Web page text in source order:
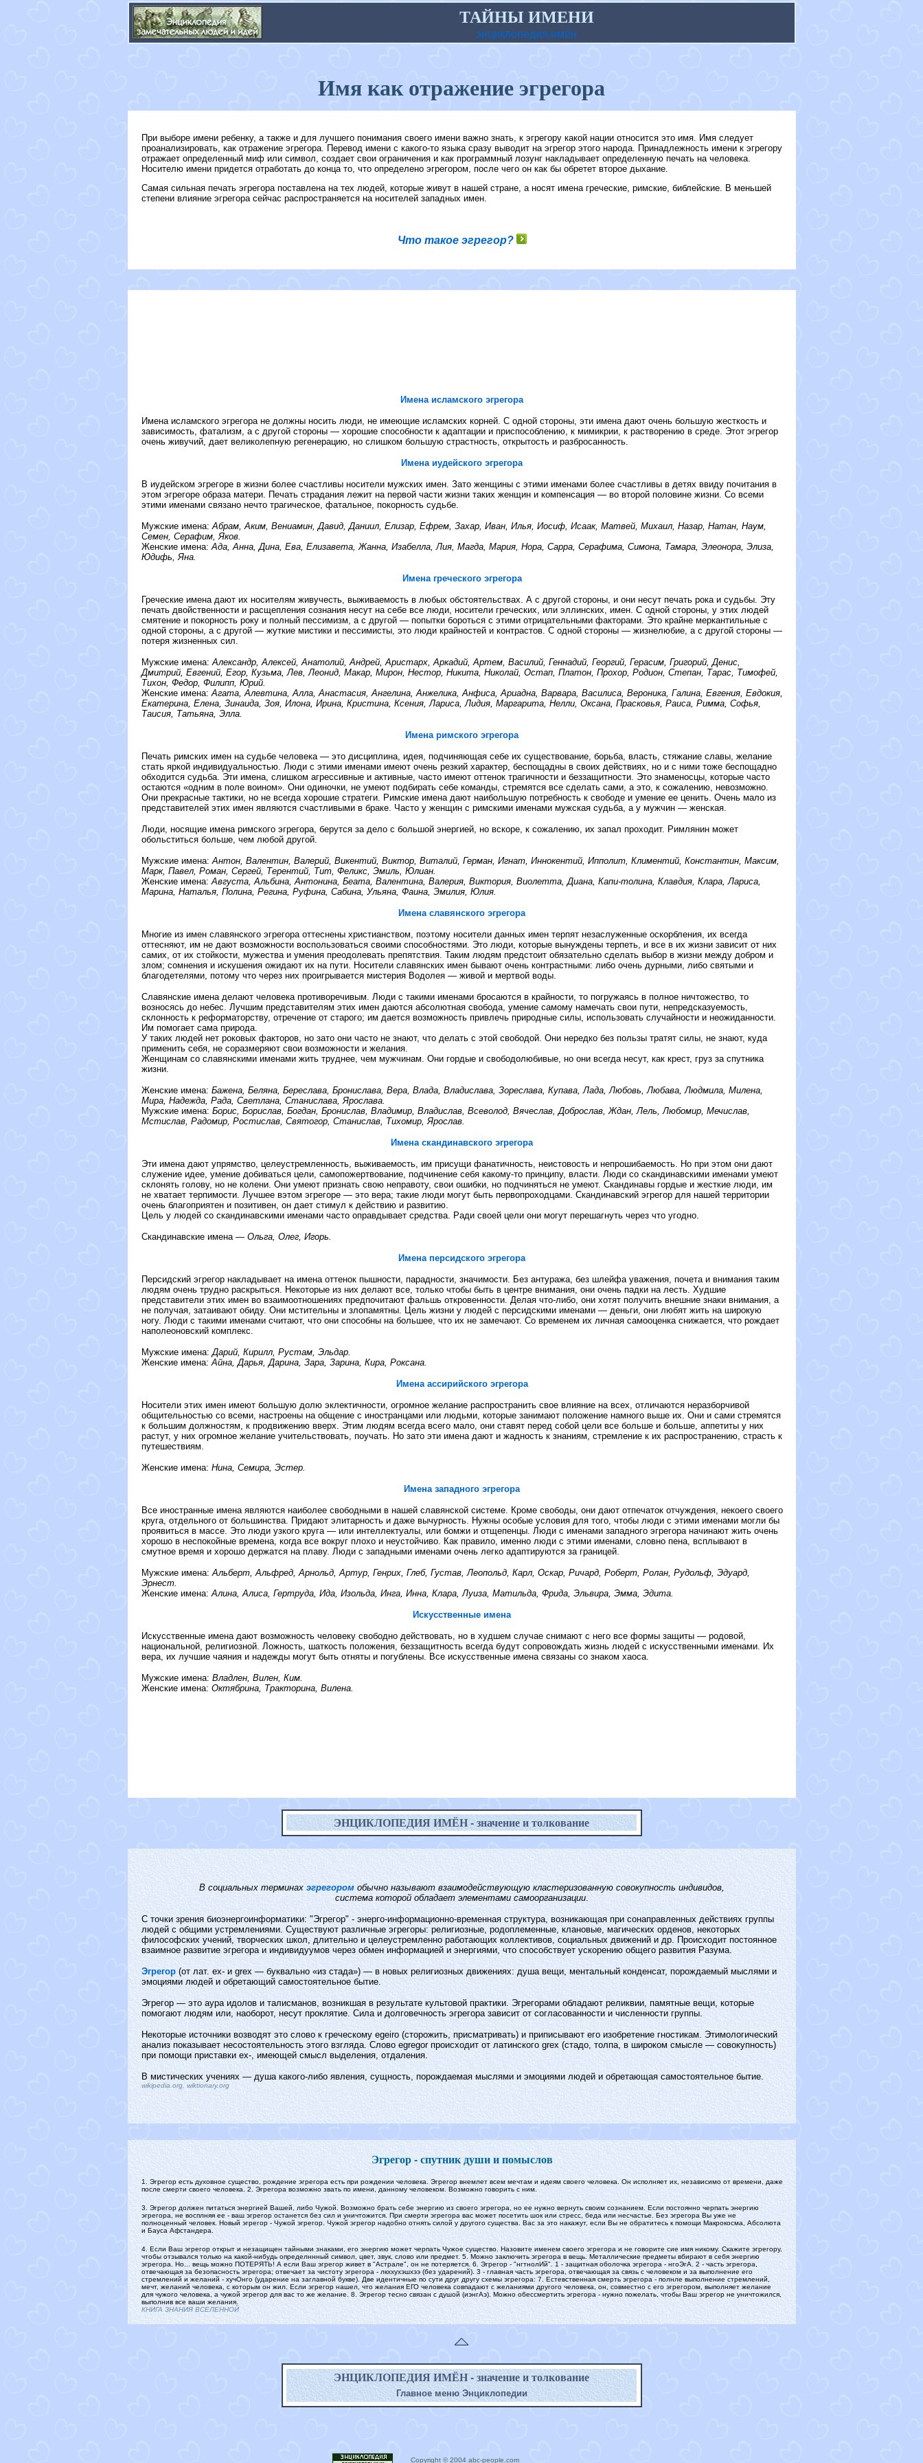
ТАЙНЫ ИМЕНИ
энциклопедия имён
Имя как отражение эгрегора
При выборе имени ребенку, а также и для лучшего понимания своего имени важно знать, к эгрегору какой нации относится это имя. Имя следует
проанализировать, как отражение эгрегора. Перевод имени с какого-то языка сразу выводит на эгрегор этого народа. Принадлежность имени к эгрегору
отражает определенный миф или символ, создает свои ограничения и как программный лозунг накладывает определенную печать на человека.
Носителю имени придется отработать до конца то, что определено эгрегором, после чего он как бы обретет второе дыхание.
Самая сильная печать эгрегора поставлена на тех людей, которые живут в нашей стране, а носят имена греческие, римские, библейские. В меньшей
степени влияние эгрегора сейчас распространяется на носителей западных имен.
Что такое эгрегор?
Имена исламского эгрегора
Имена исламского эгрегора не должны носить люди, не имеющие исламских корней. С одной стороны, эти имена дают очень большую жесткость и
зависимость, фатализм, а с другой стороны — хорошие способности к адаптации и приспособлению, к мимикрии, к растворению в среде. Этот эгрегор
очень живучий, дает великолепную регенерацию, но слишком большую страстность, открытость и разбросанность.
Имена иудейского эгрегора
В иудейском эгрегоре в жизни более счастливы носители мужских имен. Зато женщины с этими именами более счастливы в детях ввиду почитания в
этом эгрегоре образа матери. Печать страдания лежит на первой части жизни таких женщин и компенсация — во второй половине жизни. Со всеми
этими именами связано нечто трагическое, фатальное, покорность судьбе.
Мужские имена:Абрам, Аким, Вениамин, Давид, Даниил, Елизар, Ефрем, Захар, Иван, Илья, Иосиф, Исаак, Матвей, Михаил, Назар, Натан, Наум,
Семен, Серафим, Яков.
Женские имена:Ада, Анна, Дина, Ева, Елизавета, Жанна, Изабелла, Лия, Магда, Мария, Нора, Сарра, Серафима, Симона, Тамара, Элеонора, Элиза,
Юдифь, Яна.
Имена греческого эгрегора
Греческие имена дают их носителям живучесть, выживаемость в любых обстоятельствах. А с другой стороны, и они несут печать рока и судьбы. Эту
печать двойственности и расщепления сознания несут на себе все люди, носители греческих, или эллинских, имен. С одной стороны, у этих людей
смятение и покорность року и полный пессимизм, а с другой — попытки бороться с этими отрицательными факторами. Это крайне меркантильные с
одной стороны, а с другой — жуткие мистики и пессимисты, это люди крайностей и контрастов. С одной стороны — жизнелюбие, а с другой стороны —
потеря жизненных сил.
Мужские имена:Александр, Алексей, Анатолий, Андрей, Аристарх, Аркадий, Артем, Василий, Геннадий, Георгий, Герасим, Григорий, Денис,
Дмитрий, Евгений, Егор, Кузьма, Лев, Леонид, Макар, Мирон, Нестор, Никита, Николай, Остап, Платон, Прохор, Родион, Степан, Тарас, Тимофей,
Тихон, Федор, Филипп, Юрий.
Женские имена:Агата, Алевтина, Алла, Анастасия, Ангелина, Анжелика, Анфиса, Ариадна, Варвара, Василиса, Вероника, Галина, Евгения, Евдокия,
Екатерина, Елена, Зинаида, Зоя, Илона, Ирина, Кристина, Ксения, Лариса, Лидия, Маргарита, Нелли, Оксана, Прасковья, Раиса, Римма, Софья,
Таисия, Татьяна, Элла.
Имена римского эгрегора
Печать римских имен на судьбе человека — это дисциплина, идея, подчиняющая себе их существование, борьба, власть, стяжание славы, желание
стать яркой индивидуальностью. Люди с этими именами имеют очень резкий характер, беспощадны в своих действиях, но и с ними тоже беспощадно
обходится судьба. Эти имена, слишком агрессивные и активные, часто имеют оттенок трагичности и беззащитности. Это знаменосцы, которые часто
остаются «одним в поле воином». Они одиночки, не умеют подбирать себе команды, стремятся все сделать сами, а это, к сожалению, невозможно.
Они прекрасные тактики, но не всегда хорошие стратеги. Римские имена дают наибольшую потребность к свободе и умение ее ценить. Очень мало из
представителей этих имен являются счастливыми в браке. Часто у женщин с римскими именами мужская судьба, а у мужчин — женская.
Люди, носящие имена римского эгрегора, берутся за дело с большой энергией, но вскоре, к сожалению, их запал проходит. Римлянин может
обольститься больше, чем любой другой.
Мужские имена:Антон, Валентин, Валерий, Викентий, Виктор, Виталий, Герман, Игнат, Иннокентий, Ипполит, Климентий, Константин, Максим,
Марк, Павел, Роман, Сергей, Терентий, Тит, Феликс, Эмиль, Юлиан.
Женские имена:Августа, Альбина, Антонина, Беата, Валентина, Валерия, Виктория, Виолетта, Диана, Капи-толина, Клавдия, Клара, Лариса,
Марина, Наталья, Полина, Регина, Руфина, Сабина, Ульяна, Фаина, Эмилия, Юлия.
Имена славянского эгрегора
Многие из имен славянского эгрегора оттеснены христианством, поэтому носители данных имен терпят незаслуженные оскорбления, их всегда
оттесняют, им не дают возможности воспользоваться своими способностями. Это люди, которые вынуждены терпеть, и все в их жизни зависит от них
самих, от их стойкости, мужества и умения преодолевать препятствия. Таким людям предстоит обязательно сделать выбор в жизни между добром и
злом; сомнения и искушения ожидают их на пути. Носители славянских имен бывают очень контрастными: либо очень дурными, либо святыми и
благодетелями, потому что через них проигрывается мистерия Водолея — живой и мертвой воды.
Славянские имена делают человека противоречивым. Люди с такими именами бросаются в крайности, то погружаясь в полное ничтожество, то
возносясь до небес. Лучшим представителям этих имен даются абсолютная свобода, умение самому намечать свои пути, непредсказуемость,
склонность к реформаторству, отречение от старого; им дается возможность привлечь природные силы, использовать случайности и неожиданности.
Им помогает сама природа.
У таких людей нет роковых факторов, но зато они часто не знают, что делать с этой свободой. Они нередко без пользы тратят силы, не знают, куда
применить себя, не соразмеряют свои возможности и желания.
Женщинам со славянскими именами жить труднее, чем мужчинам. Они гордые и свободолюбивые, но они всегда несут, как крест, груз за спутника
жизни.
Женские имена: Бажена, Беляна, Береслава, Бронислава, Вера, Влада, Владислава, Зореслава, Купава, Лада, Любовь, Любава, Людмила, Милена,
Мира, Надежда, Рада, Светлана, Станислава, Ярослава.
Мужские имена: Борис, Борислав, Богдан, Бронислав, Владимир, Владислав, Всеволод, Вячеслав, Доброслав, Ждан, Лель, Любомир, Мечислав,
Мстислав, Радомир, Ростислав, Святогор, Станислав, Тихомир, Ярослав.
Имена скандинавского эгрегора
Эти имена дают упрямство, целеустремленность, выживаемость, им присущи фанатичность, неистовость и непрошибаемость. Но при этом они дают
служение идее, умение добиваться цели, самопожертвование, подчинение себя какому-то принципу, власти. Люди со скандинавскими именами умеют
склонять голову, но не колени. Они умеют признать свою неправоту, свои ошибки, но подчиняться не умеют. Скандинавы гордые и жесткие люди, им
не хватает терпимости. Лучшее вэтом эгрегоре — это вера; такие люди могут быть первопроходцами. Скандинавский эгрегор для нашей территории
очень благоприятен и позитивен, он дает стимул к действию и развитию.
Цель у людей со скандинавскими именами часто оправдывает средства. Ради своей цели они могут перешагнуть через что угодно.
Скандинавские имена — Ольга, Олег, Игорь.
Имена персидского эгрегора
Персидский эгрегор накладывает на имена оттенок пышности, парадности, значимости. Без антуража, без шлейфа уважения, почета и внимания таким
людям очень трудно раскрыться. Некоторые из них делают все, только чтобы быть в центре внимания, они очень падки на лесть. Худшие
представители этих имен во взаимоотношениях предпочитают фальшь откровенности. Делая что-либо, они хотят получить внешние знаки внимания, а
не получая, затаивают обиду. Они мстительны и злопамятны. Цель жизни у людей с персидскими именами — деньги, они любят жить на широкую
ногу. Люди с такими именами считают, что они способны на большее, что их не замечают. Со временем их личная самооценка снижается, что рождает
наполеоновский комплекс.
Мужские имена:Дарий, Кирилл, Рустам, Эльдар.
Женские имена:Айна, Дарья, Дарина, Зара, Зарина, Кира, Роксана.
Имена ассирийского эгрегора
Носители этих имен имеют большую долю эклектичности, огромное желание распространить свое влияние на всех, отличаются неразборчивой
общительностью со всеми, настроены на общение с иностранцами или людьми, которые занимают положение намного выше их. Они и сами стремятся
к большим должностям, к продвижению вверх. Этим людям всегда всего мало, они ставят перед собой цели все больше и больше, аппетиты у них
растут, у них огромное желание учительствовать, поучать. Но зато эти имена дают и жадность к знаниям, стремление к их распространению, страсть к
путешествиям.
Женские имена: Нина, Семира, Эстер.
Имена западного эгрегора
Все иностранные имена являются наиболее свободными в нашей славянской системе. Кроме свободы, они дают отпечаток отчуждения, некоего своего
круга, отдельного от большинства. Придают элитарность и даже вычурность. Нужны особые условия для того, чтобы люди с этими именами могли бы
проявиться в массе. Это люди узкого круга — или интеллектуалы, или бомжи и отщепенцы. Люди с именами западного эгрегора начинают жить очень
хорошо в неспокойные времена, когда все вокруг плохо и неустойчиво. Как правило, именно люди с этими именами, словно пена, всплывают в
смутное время и хорошо держатся на плаву. Люди с западными именами очень легко адаптируются за границей.
Мужские имена: Альберт, Альфред, Арнольд, Артур, Генрих, Глеб, Густав, Леопольд, Карл, Оскар, Ричард, Роберт, Ролан, Рудольф, Эдуард,
Эрнест.
Женские имена:Алина, Алиса, Гертруда, Ида, Изольда, Инга, Инна, Клара, Луиза, Матильда, Фрида, Эльвира, Эмма, Эдита.
Искусственные имена
Искусственные имена дают возможность человеку свободно действовать, но в худшем случае снимают с него все формы защиты — родовой,
национальной, религиозной. Ложность, шаткость положения, беззащитность всегда будут сопровождать жизнь людей с искусственными именами. Их
вера, их лучшие чаяния и надежды могут быть отняты и погублены. Все искусственные имена связаны со знаком хаоса.
Мужские имена: Владлен, Вилен, Ким.
Женские имена: Октябрина, Тракторина, Вилена.
ЭНЦИКЛОПЕДИЯ ИМЁН - значение и толкование
В социальных терминах эгрегором обычно называют взаимодействующую кластеризованную совокупность индивидов,
система которой обладает элементами самоорганизации.
С точки зрения биоэнергоинформатики: "Эгрегор" - энерго-информационно-временная структура, возникающая при сонаправленных действиях группы
людей с общими устремлениями. Существуют различные эгрегоры: религиозные, родоплеменные, клановые, магических орденов, некоторых
философских учений, творческих школ, длительно и целеустремленно работающих коллективов, социальных движений и др. Происходит постоянное
взаимное развитие эгрегора и индивидуумов через обмен информацией и энергиями, что способствует ускорению общего развития Разума.
Эгрегор(от лат. ex- и grex — буквально «из стада») — в новых религиозных движениях: душа вещи, ментальный конденсат, порождаемый мыслями и
эмоциями людей и обретающий самостоятельное бытие.
Эгрегор — это аура идолов и талисманов, возникшая в результате культовой практики. Эгрегорами обладают реликвии, памятные вещи, которые
помогают людям или, наоборот, несут проклятие. Сила и долговечность эгрегора зависит от согласованности и численности группы.
Некоторые источники возводят это слово к греческому egeiro (сторожить, присматривать) и приписывают его изобретение гностикам. Этимологический
анализ показывает несостоятельность этого взгляда. Слово egregor происходит от латинского grex (стадо, толпа, в широком смысле — совокупность)
при помощи приставки ex-, имеющей смысл выделения, отдаления.
В мистических учениях — душа какого-либо явления, сущность, порождаемая мыслями и эмоциями людей и обретающая самостоятельное бытие.
wikipedia.org, wiktionary.org
Эгрегор - спутник души и помыслов
1. Эгрегор есть духовное существо, рождение эгрегора есть при рождении человека. Эгрегор внемлет всем мечтам и идеям своего человека. Он исполняет их, независимо от времени, даже
после смерти своего человека. 2. Эгрегора возможно звать по имени, данному человеком. Возможно говорить с ним.
3. Эгрегор должен питаться энергией Вашей, либо Чужой. Возможно брать себе энергию из своего эгрегора, но ее нужно вернуть своим сознанием. Если постоянно черпать энергию
эгрегора, не восплняя ее - ваш эгрегор останется без сил и уничтожится. При смерти эгрегора вас может посетить шок или стресс, беда или несчастье. Без эгрегора Вы уже не
полноценный человек. Новый эгрегор - Чужой эгрегор. Чужой эгрегор надобно отнять силой у другого существа. Вас за это накажут, если Вы не обратитесь к помощи Макрокосма, Абсолюта
и Бауса Афстандера.
4. Если Ваш эгрегор открыт и незащищен тайными знаками, его энергию может черпать Чужое существо. Назовите именем своего эгрегора и не говорите сие имя никому. Скажите эгрегору,
чтобы отзывался только на какой-нибудь определннный символ, цвет, звук, слово или предмет. 5. Можно заключить эгрегора в вещь. Металлические предметы вбирают в себя энергию
эгрегора. Но... вещь можно ПОТЕРЯТЬ! А если Ваш эгрегор живет в "Астрале", он не потеряется. 6. Эгрегор - "нгтнолИй". 1 - защитная оболочка эгрегора - нгоЭгА. 2 - часть эгрегора,
отвечающая за безопасность эгрегора; отвечает за чистоту эгрегора - лкххухэшхээ (без ударений). 3 - главная часть эгрегора, отвечающая за связь с человеком и за выполнение его
стремлений и желаний - хучОнго (ударение на заглавной букве). Две идентичные по сути друг другу схемы эгрегора: 7. Естевственная смерть эгрегора - полнле выполнение стремлений,
мечт, желаний человека, с которым он жил. Если эгрегор нашел, что желания ЕГО человека совпадают с желаниями другого человека, он, совместно с его эгрегором, выполняет желание
для чужого человека, а чужой эгрегор для вас то же желание. 8. Эгрегор тесно связан с душой (иэнгАэ). Можно обессмертить эгрегора - нужно пожелать, чтобы Ваш эгрегор не уничтожился,
выполнив все ваши желания.
КНИГА ЗНАНИЯ ВСЕЛЕННОЙ
ЭНЦИКЛОПЕДИЯ ИМЁН - значение и толкование
Главное меню Энциклопедии
Copyright © 2004 abc-people.com